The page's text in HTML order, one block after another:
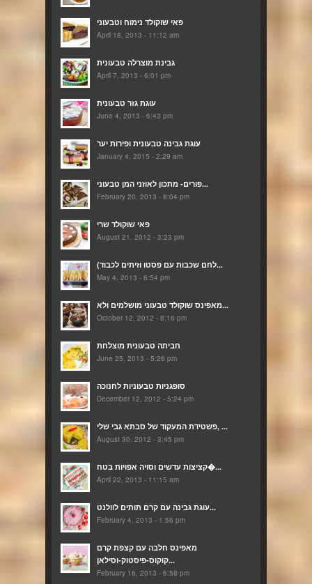
פאי שוקולד נימוח וטבעוני
April 18, 2013 - 11:12 am
גבינת מוצרלה טבעונית
April 7, 2013 - 6:01 pm
עוגת גזר טבעונית
June 4, 2013 - 6:43 pm
עוגת גבינה טבעונית ופירות יער
January 4, 2015 - 2:29 am
פורים- מתכון לאוזני המן טבעוני...
February 20, 2013 - 8:04 pm
פאי שוקולד שרי
August 21, 2012 - 3:23 pm
(לחם שכבות עם פסטו וזיתים לכבוד...
May 4, 2013 - 6:54 pm
מאפינס שוקולד טבעוני מושלמים ולא...
October 12, 2012 - 8:16 pm
חביתה טבעונית מוצלחת
June 25, 2013 - 5:26 pm
סופגניות טבעוניות לחנוכה
December 12, 2012 - 5:24 pm
פשטידת המעקוד של סבתא גבי שלי, ...
August 30, 2012 - 3:45 pm
קציצות עדשים וסויה אפויות בטח�...
April 22, 2013 - 11:15 am
עוגת גבינה עם קרם תותים לוולנט...
February 4, 2013 - 1:56 pm
מאפינס חלבה עם קצפת קרם
קוקוס-פיסטוק-וסילאן...
February 16, 2013 - 6:58 pm